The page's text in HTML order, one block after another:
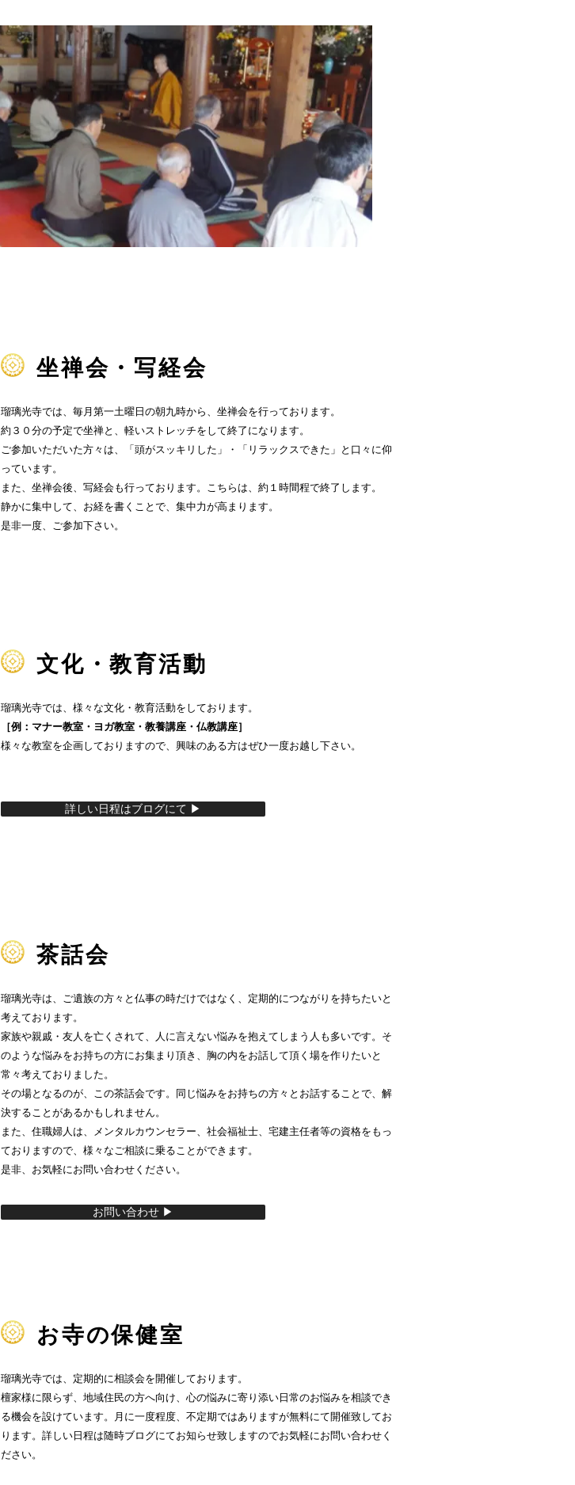
坐禅会・写経会
瑠璃光寺では、毎月第一土曜日の朝九時から、坐禅会を行っております。
約３０分の予定で坐禅と、軽いストレッチをして終了になります。
ご参加いただいた方々は、「頭がスッキリした」・「リラックスできた」と口々に仰
っています。
また、坐禅会後、写経会も行っております。こちらは、約１時間程で終了します。
静かに集中して、お経を書くことで、集中力が高まります。
是非一度、ご参加下さい。
文化・教育活動
瑠璃光寺では、様々な文化・教育活動をしております。
［例：マナー教室・ヨガ教室・教養講座・仏教講座］
様々な教室を企画しておりますので、興味のある方はぜひ一度お越し下さい。
詳しい日程はブログにて ▶︎
茶話会
瑠璃光寺は、ご遺族の方々と仏事の時だけではなく、定期的につながりを持ちたいと
考えております。
家族や親戚・友人を亡くされて、人に言えない悩みを抱えてしまう人も多いです。そ
のような悩みをお持ちの方にお集まり頂き、胸の内をお話して頂く場を作りたいと
常々考えておりました。
その場となるのが、この茶話会です。同じ悩みをお持ちの方々とお話することで、解
決することがあるかもしれません。
また、住職婦人は、メンタルカウンセラー、社会福祉士、宅建主任者等の資格をもっ
ておりますので、様々なご相談に乗ることができます。
是非、お気軽にお問い合わせください。
お問い合わせ ▶︎
お寺の保健室
瑠璃光寺では、定期的に相談会を開催しております。
檀家様に限らず、地域住民の方へ向け、心の悩みに寄り添い日常のお悩みを相談でき
る機会を設けています。月に一度程度、不定期ではありますが無料にて開催致してお
ります。詳しい日程は随時ブログにてお知らせ致しますのでお気軽にお問い合わせく
ださい。